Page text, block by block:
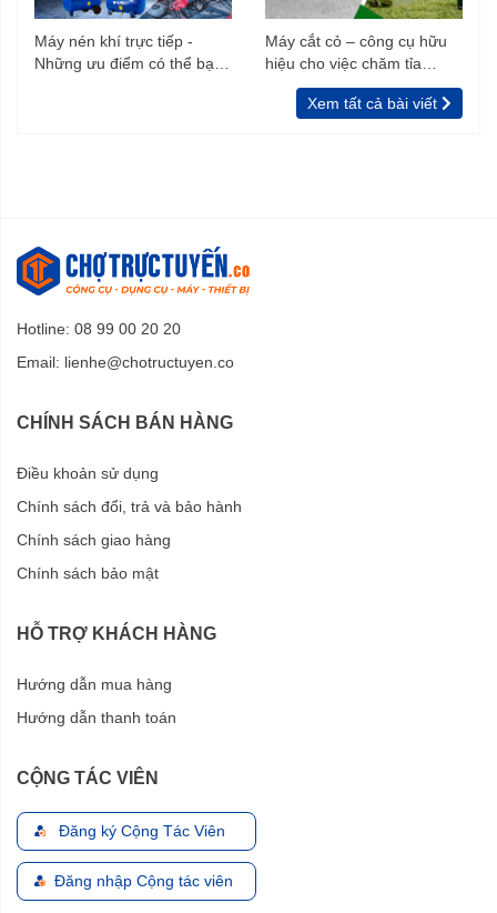
Máy nén khí trực tiếp -
Những ưu điểm có thể bạn
Máy cắt cỏ – công cụ hữu
hiệu cho việc chăm tỉa
vườn, rào
Xem tất cả bài viết
Hotline: 08 99 00 20 20
Email: lienhe@chotructuyen.co
CHÍNH SÁCH BÁN HÀNG
Điều khoản sử dụng
Chính sách đổi, trả và bảo hành
Chính sách giao hàng
Chính sách bảo mật
HỖ TRỢ KHÁCH HÀNG
Hướng dẫn mua hàng
Hướng dẫn thanh toán
CỘNG TÁC VIÊN
Đăng ký Cộng Tác Viên
Đăng nhập Cộng tác viên